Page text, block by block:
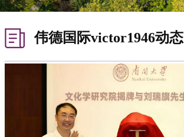
伟德国际victor1946动态